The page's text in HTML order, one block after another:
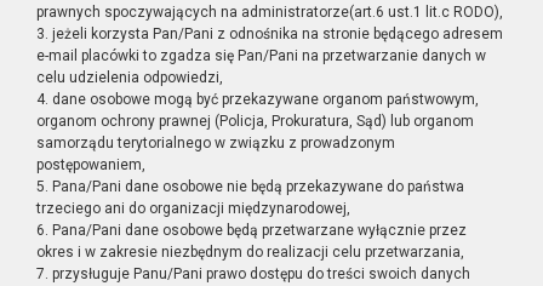
prawnych spoczywających na administratorze(art.6 ust.1 lit.c RODO),
3. jeżeli korzysta Pan/Pani z odnośnika na stronie będącego adresem
e-mail placówki to zgadza się Pan/Pani na przetwarzanie danych w
celu udzielenia odpowiedzi,
4. dane osobowe mogą być przekazywane organom państwowym,
organom ochrony prawnej (Policja, Prokuratura, Sąd) lub organom
samorządu terytorialnego w związku z prowadzonym
postępowaniem,
5. Pana/Pani dane osobowe nie będą przekazywane do państwa
trzeciego ani do organizacji międzynarodowej,
6. Pana/Pani dane osobowe będą przetwarzane wyłącznie przez
okres i w zakresie niezbędnym do realizacji celu przetwarzania,
7. przysługuje Panu/Pani prawo dostępu do treści swoich danych